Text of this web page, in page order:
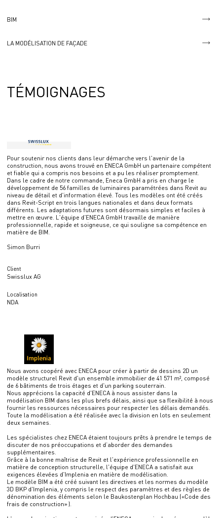
BIM
LA MODÉLISATION DE FAÇADE
TÉMOIGNAGES
Client
Swisslux AG
Localisation
NDA
Pour soutenir nos clients dans leur démarche vers l'avenir de la
construction, nous avons trouvé en ENECA GmbH un partenaire compétent
et fiable qui a compris nos besoins et a pu les réaliser promptement.
Dans le cadre de notre commande, Eneca GmbH a pris en charge le
développement de 56 familles de luminaires paramétrées dans Revit au
niveau de détail et d'information élevé. Tous les modèles ont été créés
dans Revit-Script en trois langues nationales et dans deux formats
différents. Les adaptations futures sont désormais simples et faciles à
mettre en œuvre. L'équipe d'ENECA GmbH travaille de manière
professionnelle, rapide et soigneuse, ce qui souligne sa compétence en
matière de BIM.
Simon Burri
Nous avons coopéré avec ENECA pour créer à partir de dessins 2D un
modèle structurel Revit d'un ensemble immobilier de 41 571 m², composé
de 6 bâtiments de trois étages et d'un parking souterrain.
Nous apprécions la capacité d'ENECA à nous assister dans la
modélisation BIM dans les plus brefs délais, ainsi que sa flexibilité à nous
fournir les ressources nécessaires pour respecter les délais demandés.
Toute la modélisation a été réalisée avec la division en lots en seulement
deux semaines.
Les spécialistes chez ENECA étaient toujours prêts à prendre le temps de
discuter de nos préoccupations et d’aborder des demandes
supplémentaires.
Grâce à la bonne maîtrise de Revit et l'expérience professionnelle en
matière de conception structurelle, l'équipe d'ENECA a satisfait aux
exigences élevées d'Implenia en matière de modélisation.
Le modèle BIM a été créé suivant les directives et les normes du modèle
3D BKP d'Implenia, y compris le respect des paramètres et des règles de
dénomination des éléments selon le Baukostenplan Hochbau («Code des
frais de construction» ).